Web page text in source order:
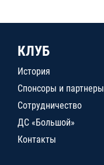
КЛУБ
История
Спонсоры и партнеры
Сотрудничество
ДС «Большой»
Контакты